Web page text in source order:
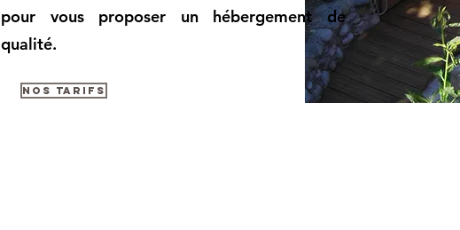
pour vous proposer un hébergement de
qualité.
Nos tarifs